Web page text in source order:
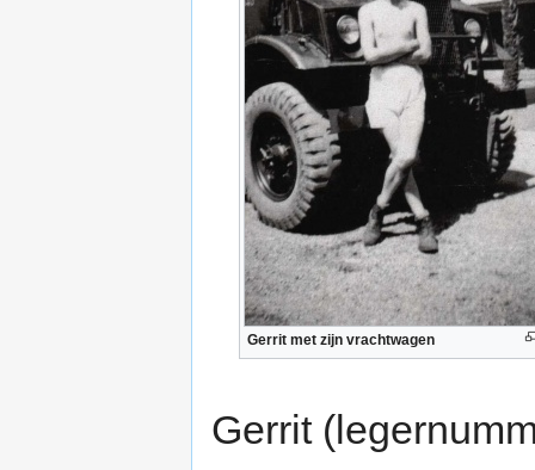
Gerrit met zijn vrachtwagen
Gerrit